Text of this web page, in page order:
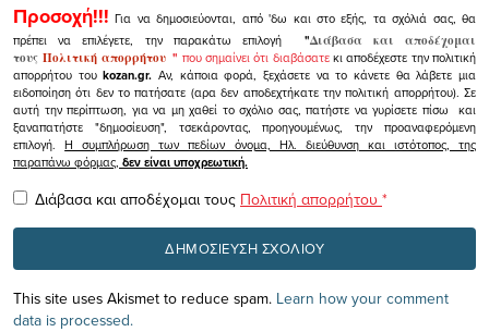
Προσοχή!!! Για να δημοσιεύονται, από 'δω και στο εξής, τα σχόλιά σας, θα
πρέπει να επιλέγετε, την παρακάτω επιλογή
"Διάβασα και αποδέχομαι
τουςΠολιτική απορρήτου" που σημαίνει ότι διαβάσατεκι αποδέχεστε την πολιτική
απορρήτου τουkozan.gr. Αν, κάποια φορά, ξεχάσετε να το κάνετε θα λάβετε μια
ειδοποίηση ότι δεν το πατήσατε (αρα δεν αποδεχτήκατε την πολιτική απορρήτου). Σε
αυτή την περίπτωση, για να μη χαθεί το σχόλιο σας, πατήστε να γυρίσετε πίσω και
ξαναπατήστε "δημοσίευση", τσεκάροντας, προηγουμένως, την προαναφερόμενη
επιλογή.Η συμπλήρωση των πεδίων όνομα, Ηλ. διεύθυνση και ιστότοπος, της
παραπάνω φόρμας, δεν είναι υποχρεωτική.
Διάβασα και αποδέχομαι τους Πολιτική απορρήτου *
This site uses Akismet to reduce spam. Learn how your comment
data is processed.